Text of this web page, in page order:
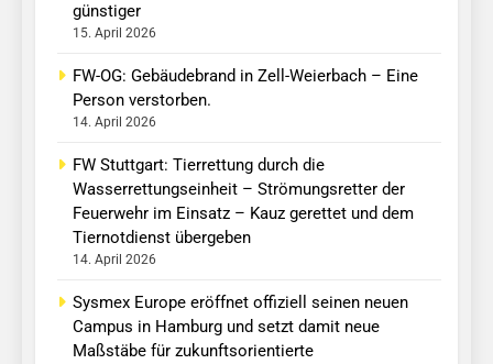
günstiger
15. April 2026
FW-OG: Gebäudebrand in Zell-Weierbach – Eine
Person verstorben.
14. April 2026
FW Stuttgart: Tierrettung durch die
Wasserrettungseinheit – Strömungsretter der
Feuerwehr im Einsatz – Kauz gerettet und dem
Tiernotdienst übergeben
14. April 2026
Sysmex Europe eröffnet offiziell seinen neuen
Campus in Hamburg und setzt damit neue
Maßstäbe für zukunftsorientierte